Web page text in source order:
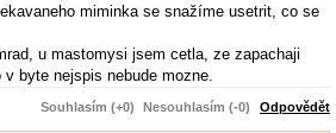
miminka se snažíme usetrit, co se
u mastomysi jsem cetla, ze zapachaji
byte nejspis nebude mozne.
Souhlasím (+0) Nesouhlasím (-0) Odpovědět